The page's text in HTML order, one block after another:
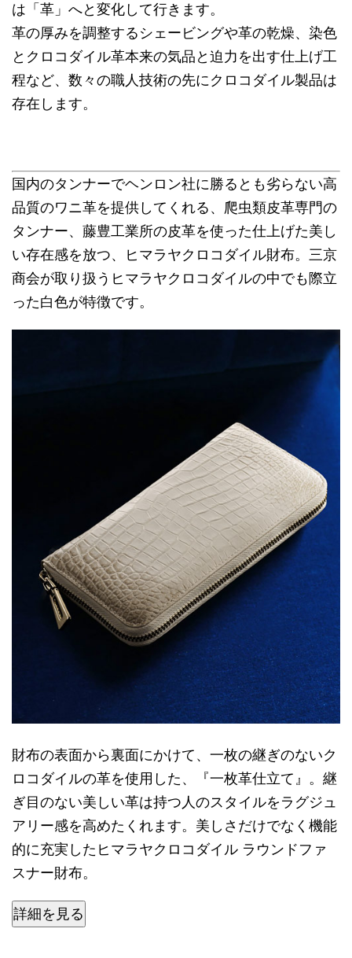
は「革」へと変化して行きます。
革の厚みを調整するシェービングや革の乾燥、染色
とクロコダイル革本来の気品と迫力を出す仕上げ工
程など、数々の職人技術の先にクロコダイル製品は
存在します。
国内のタンナーでヘンロン社に勝るとも劣らない高
品質のワニ革を提供してくれる、爬虫類皮革専門の
タンナー、藤豊工業所の皮革を使った仕上げた美し
い存在感を放つ、ヒマラヤクロコダイル財布。三京
商会が取り扱うヒマラヤクロコダイルの中でも際立
った白色が特徴です。
財布の表面から裏面にかけて、一枚の継ぎのないク
ロコダイルの革を使用した、『一枚革仕立て』。継
ぎ目のない美しい革は持つ人のスタイルをラグジュ
アリー感を高めたくれます。美しさだけでなく機能
的に充実したヒマラヤクロコダイル ラウンドファ
スナー財布。
詳細を見る